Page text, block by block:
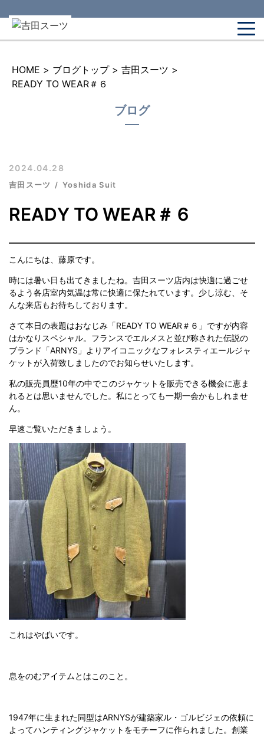
HOME > ブログトップ > 吉田スーツ >
READY TO WEAR＃６
ブログ
2024.04.28
吉田スーツ Yoshida Suit
READY TO WEAR＃６
こんにちは、藤原です。
時には暑い日も出てきましたね。吉田スーツ店内は快適に過ごせ
るよう各店室内気温は常に快適に保たれています。少し涼む、そ
んな来店もお待ちしております。
さて本日の表題はおなじみ「READY TO WEAR＃６」ですが内容
はかなりスペシャル。フランスでエルメスと並び称された伝説の
ブランド「ARNYS」よりアイコニックなフォレスティエールジャ
ケットが入荷致しましたのでお知らせいたします。
私の販売員歴10年の中でこのジャケットを販売できる機会に恵ま
れるとは思いませんでした。私にとっても一期一会かもしれませ
ん。
早速ご覧いただきましょう。
これはやばいです。
息をのむアイテムとはこのこと。
1947年に生まれた同型はARNYSが建築家ル・ゴルビジェの依頼に
よってハンティングジャケットをモチーフに作られました。創業